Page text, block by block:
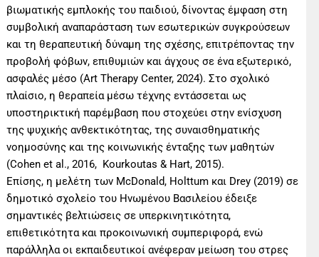
βιωματικής εμπλοκής του παιδιού, δίνοντας έμφαση στη
συμβολική αναπαράσταση των εσωτερικών συγκρούσεων
και τη θεραπευτική δύναμη της σχέσης, επιτρέποντας την
προβολή φόβων, επιθυμιών και άγχους σε ένα εξωτερικό,
ασφαλές μέσο (Art Therapy Center, 2024). Στο σχολικό
πλαίσιο, η θεραπεία μέσω τέχνης εντάσσεται ως
υποστηρικτική παρέμβαση που στοχεύει στην ενίσχυση
της ψυχικής ανθεκτικότητας, της συναισθηματικής
νοημοσύνης και της κοινωνικής ένταξης των μαθητών
(Cohen et al., 2016, Kourkoutas & Hart, 2015).
Επίσης, η μελέτη των McDonald, Holttum και Drey (2019) σε
δημοτικό σχολείο του Ηνωμένου Βασιλείου έδειξε
σημαντικές βελτιώσεις σε υπερκινητικότητα,
επιθετικότητα και προκοινωνική συμπεριφορά, ενώ
παράλληλα οι εκπαιδευτικοί ανέφεραν μείωση του στρες